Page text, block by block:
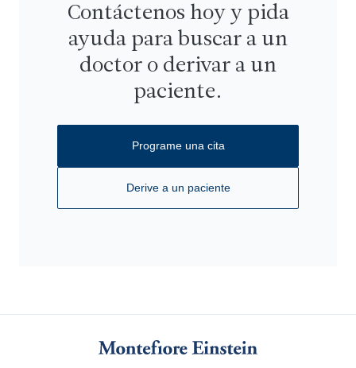
Contáctenos hoy y pida
ayuda para buscar a un
doctor o derivar a un
paciente.
Programe una cita
Derive a un paciente